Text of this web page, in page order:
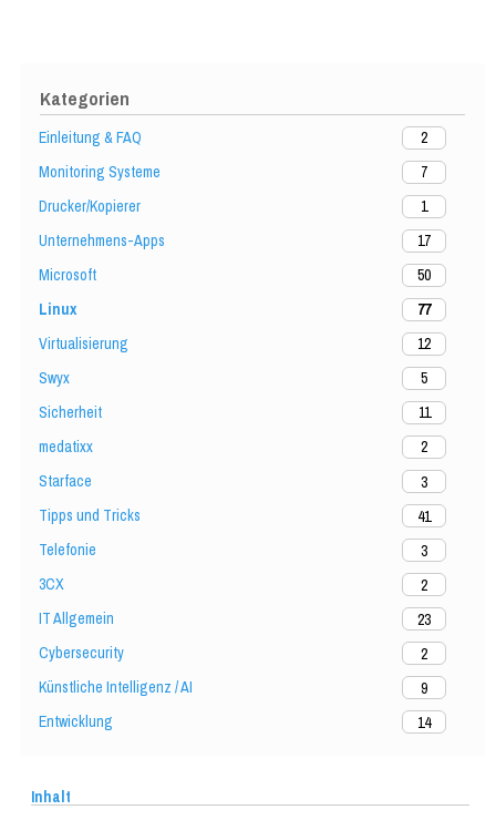
Kategorien
Einleitung & FAQ
2
Monitoring Systeme
7
Drucker/Kopierer
1
Unternehmens-Apps
17
Microsoft
50
Linux
77
Virtualisierung
12
Swyx
5
Sicherheit
11
medatixx
2
Starface
3
Tipps und Tricks
41
Telefonie
3
3CX
2
IT Allgemein
23
Cybersecurity
2
Künstliche Intelligenz / AI
9
Entwicklung
14
Inhalt